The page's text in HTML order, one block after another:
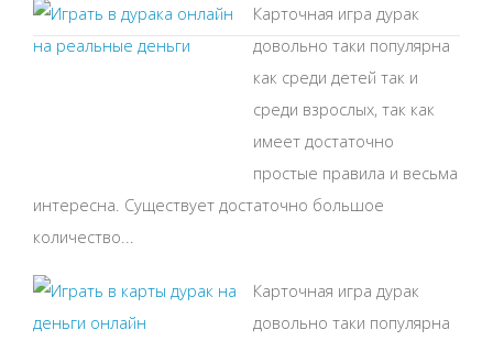
Карточная игра дурак
довольно таки популярна
как среди детей так и
среди взрослых, так как
имеет достаточно
простые правила и весьма
интересна. Существует достаточно большое
количество...
Карточная игра дурак
довольно таки популярна